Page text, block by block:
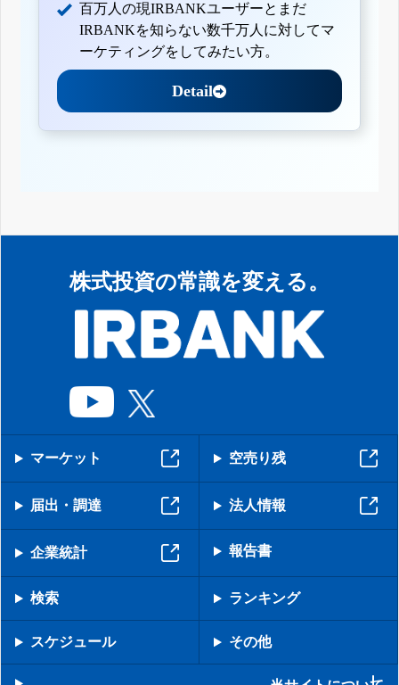
百万人の現IRBANKユーザーとまだ
IRBANKを知らない数千万人に対してマ
ーケティングをしてみたい方。
Detail
株式投資の常識を変える。
マーケット 空売り残
届出・調達 法人情報
企業統計 報告書
検索 ランキング
スケジュール その他